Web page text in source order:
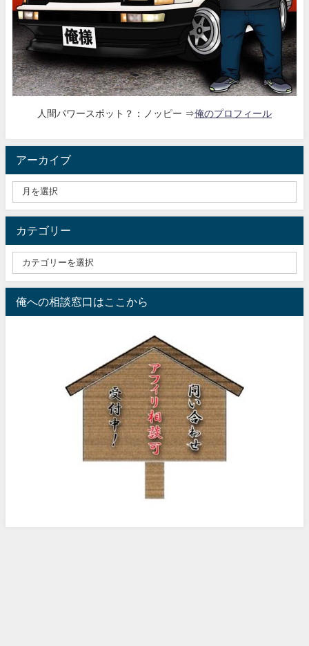
人間パワースポット？：ノッピー ⇒俺のプロフィール
アーカイブ
カテゴリー
俺への相談窓口はここから